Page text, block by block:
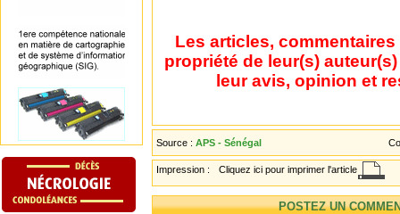
Les articles,
propriété de leur(s)
leur avis, opinion et
Source : APS - Sénégal
Impression : Cliquez ici pour imprimer l'article
POSTEZ UN